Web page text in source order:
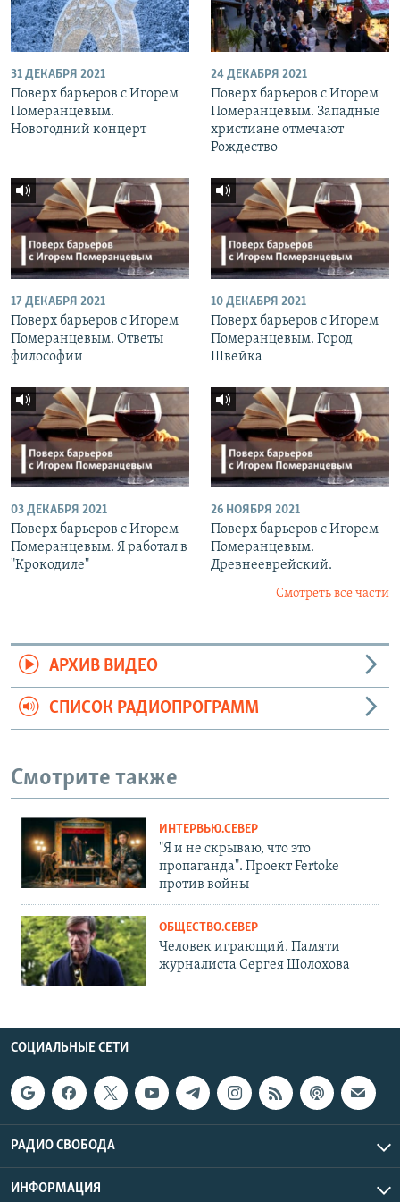
31 ДЕКАБРЯ 2021
Поверх барьеров с Игорем
Померанцевым.
Новогодний концерт
24 ДЕКАБРЯ 2021
Поверх барьеров с Игорем
Померанцевым. Западные
христиане отмечают
Рождество
17 ДЕКАБРЯ 2021
Поверх барьеров с Игорем
Померанцевым. Ответы
философии
10 ДЕКАБРЯ 2021
Поверх барьеров с Игорем
Померанцевым. Город
Швейка
03 ДЕКАБРЯ 2021
Поверх барьеров с Игорем
Померанцевым. Я работал в
"Крокодиле"
26 НОЯБРЯ 2021
Поверх барьеров с Игорем
Померанцевым.
Древнееврейский.
Смотреть все части
АРХИВ ВИДЕО
СПИСОК РАДИОПРОГРАММ
Смотрите также
ИНТЕРВЬЮ.СЕВЕР
"Я и не скрываю, что это
пропаганда". Проект Fertoke
против войны
ОБЩЕСТВО.СЕВЕР
Человек играющий. Памяти
журналиста Сергея Шолохова
СОЦИАЛЬНЫЕ СЕТИ
РАДИО СВОБОДА
ИНФОРМАЦИЯ